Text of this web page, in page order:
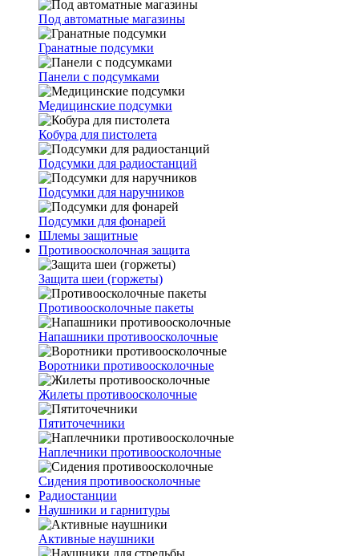
Под автоматные магазины
Гранатные подсумки
Панели с подсумками
Медицинские подсумки
Кобура для пистолета
Подсумки для радиостанций
Подсумки для наручников
Подсумки для фонарей
Шлемы защитные
Противоосколочная защита
Защита шеи (горжеты)
Противоосколочные пакеты
Напашники противоосколочные
Воротники противоосколочные
Жилеты противоосколочные
Пятиточечники
Наплечники противоосколочные
Сидения противоосколочные
Радиостанции
Наушники и гарнитуры
Активные наушники